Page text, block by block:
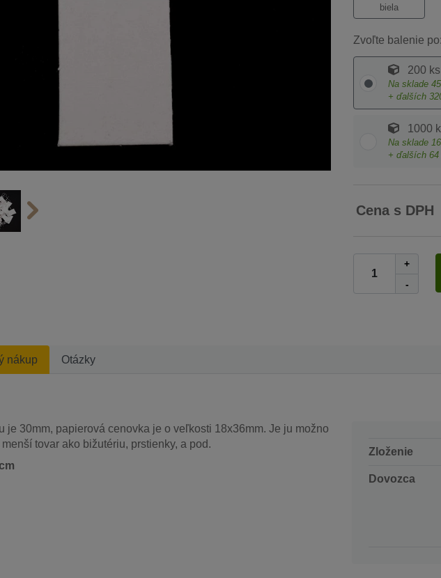
biela
Zvoľte balenie po:
200 ks
Na sklade 45
+ ďalších
1000
Na sklade 16
+ ďalších 64
Cena s DPH
+
-
nákup Otázky
je 30mm, papierová cenovka je o veľkosti 18x36mm. Je ju možno
tovar ako bižutériu, prstienky, a pod.
Zloženie
Dovozca